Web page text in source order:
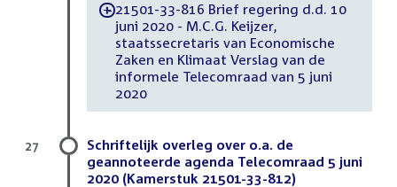
-21501-33-816 Brief regering d.d. 10
juni 2020 - M.C.G. Keijzer,
staatssecretaris van Economische
Zaken en Klimaat Verslag van de
informele Telecomraad van 5 juni
2020
Schriftelijk overleg over o.a. de
geannoteerde agenda Telecomraad 5 juni
2020 (Kamerstuk 21501-33-812)
27